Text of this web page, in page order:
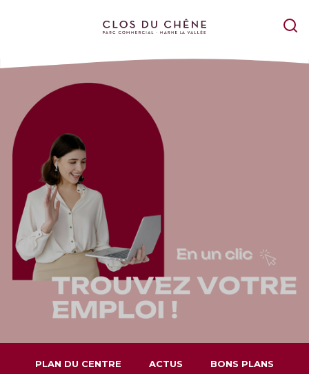
PLAN DU CENTRE ACTUS BONS PLANS